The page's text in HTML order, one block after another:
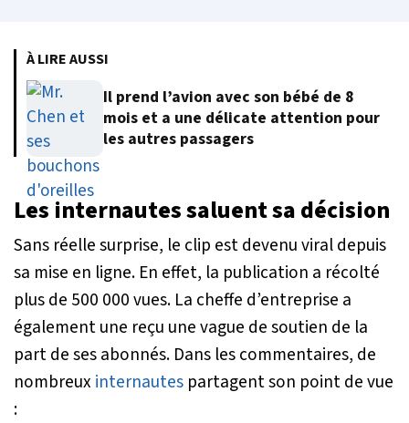
À LIRE AUSSI
Il prend l’avion avec son bébé de 8
mois et a une délicate attention pour
les autres passagers
Les internautes saluent sa décision
Sans réelle surprise, le clip est devenu viral depuis
sa mise en ligne. En effet, la publication a récolté
plus de 500 000 vues. La cheffe d’entreprise a
également une reçu une vague de soutien de la
part de ses abonnés. Dans les commentaires, de
nombreux internautes partagent son point de vue
: